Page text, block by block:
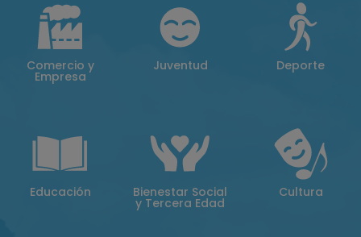
Comercio y
Empresa
Juventud Deporte
Educación Bienestar Social
y Tercera Edad
Cultura